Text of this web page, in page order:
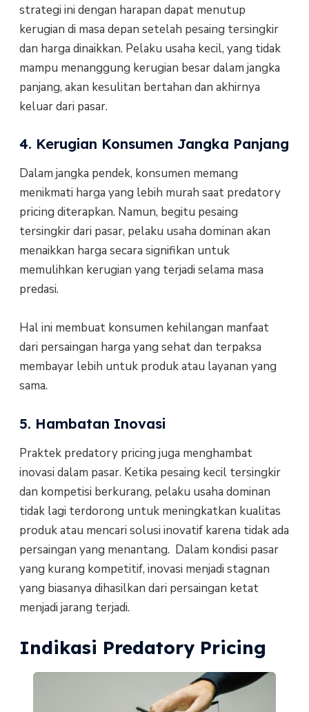
strategi ini dengan harapan dapat menutup
kerugian di masa depan setelah pesaing tersingkir
dan harga dinaikkan. Pelaku usaha kecil, yang tidak
mampu menanggung kerugian besar dalam jangka
panjang, akan kesulitan bertahan dan akhirnya
keluar dari pasar.
4. Kerugian Konsumen Jangka Panjang
Dalam jangka pendek, konsumen memang
menikmati harga yang lebih murah saat predatory
pricing diterapkan. Namun, begitu pesaing
tersingkir dari pasar, pelaku usaha dominan akan
menaikkan harga secara signifikan untuk
memulihkan kerugian yang terjadi selama masa
predasi.
Hal ini membuat konsumen kehilangan manfaat
dari persaingan harga yang sehat dan terpaksa
membayar lebih untuk produk atau layanan yang
sama.
5. Hambatan Inovasi
Praktek predatory pricing juga menghambat
inovasi dalam pasar. Ketika pesaing kecil tersingkir
dan kompetisi berkurang, pelaku usaha dominan
tidak lagi terdorong untuk meningkatkan kualitas
produk atau mencari solusi inovatif karena tidak ada
persaingan yang menantang. Dalam kondisi pasar
yang kurang kompetitif, inovasi menjadi stagnan
yang biasanya dihasilkan dari persaingan ketat
menjadi jarang terjadi.
Indikasi Predatory Pricing